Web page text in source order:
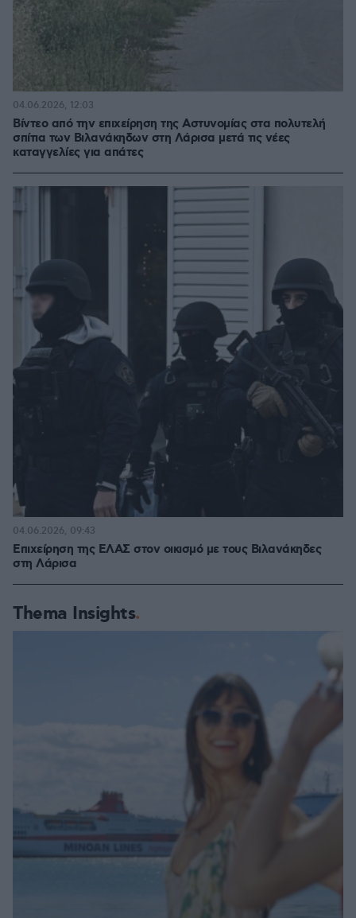
Βίντεο από την επιχείρηση της Αστυνομίας στα πολυτελή
σπίτια των Βιλανάκηδων στη Λάρισα μετά τις νέες
καταγγελίες για απάτες
04.06.2026, 12:03
Επιχείρηση της ΕΛΑΣ στον οικισμό με τους Βιλανάκηδες
στη Λάρισα
04.06.2026, 09:43
Thema Insights